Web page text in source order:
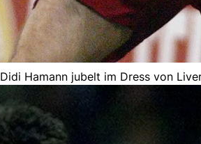
Didi Hamann jubelt im Dress von